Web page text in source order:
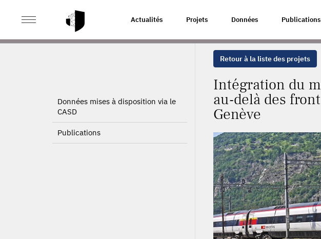
Actualités Projets Données Publications
ACCUEIL INTÉGRATION DU MARCHÉ DU LOGEMENT ET
Données mises à disposition via le
CASD
Publications
Retour à la liste des projets
Intégration du
au-delà des
Genève